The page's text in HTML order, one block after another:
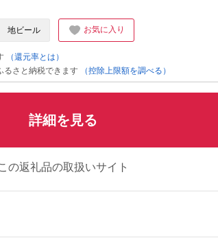
地ビール お気に入り
（還元率とは）
さと納税できます
（控除上限額を調べる）
詳細を見る
の返礼品の取扱いサイト